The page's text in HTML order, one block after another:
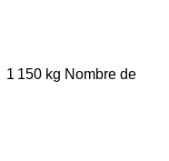
1 150 kg Nombre de